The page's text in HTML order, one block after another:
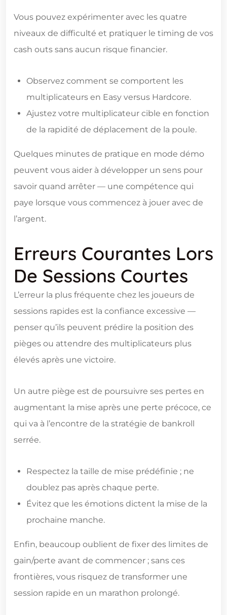
Vous pouvez expérimenter avec les quatre
niveaux de difficulté et pratiquer le timing de vos
cash outs sans aucun risque financier.
Observez comment se comportent les
multiplicateurs en Easy versus Hardcore.
Ajustez votre multiplicateur cible en fonction
de la rapidité de déplacement de la poule.
Quelques minutes de pratique en mode démo
peuvent vous aider à développer un sens pour
savoir quand arrêter — une compétence qui
paye lorsque vous commencez à jouer avec de
l’argent.
Erreurs Courantes Lors
De Sessions Courtes
L’erreur la plus fréquente chez les joueurs de
sessions rapides est la confiance excessive —
penser qu’ils peuvent prédire la position des
pièges ou attendre des multiplicateurs plus
élevés après une victoire.
Un autre piège est de poursuivre ses pertes en
augmentant la mise après une perte précoce, ce
qui va à l’encontre de la stratégie de bankroll
serrée.
Respectez la taille de mise prédéfinie ; ne
doublez pas après chaque perte.
Évitez que les émotions dictent la mise de la
prochaine manche.
Enfin, beaucoup oublient de fixer des limites de
gain/perte avant de commencer ; sans ces
frontières, vous risquez de transformer une
session rapide en un marathon prolongé.